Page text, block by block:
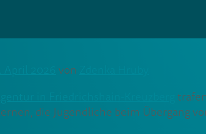
von
die Jugendliche beim Übergang